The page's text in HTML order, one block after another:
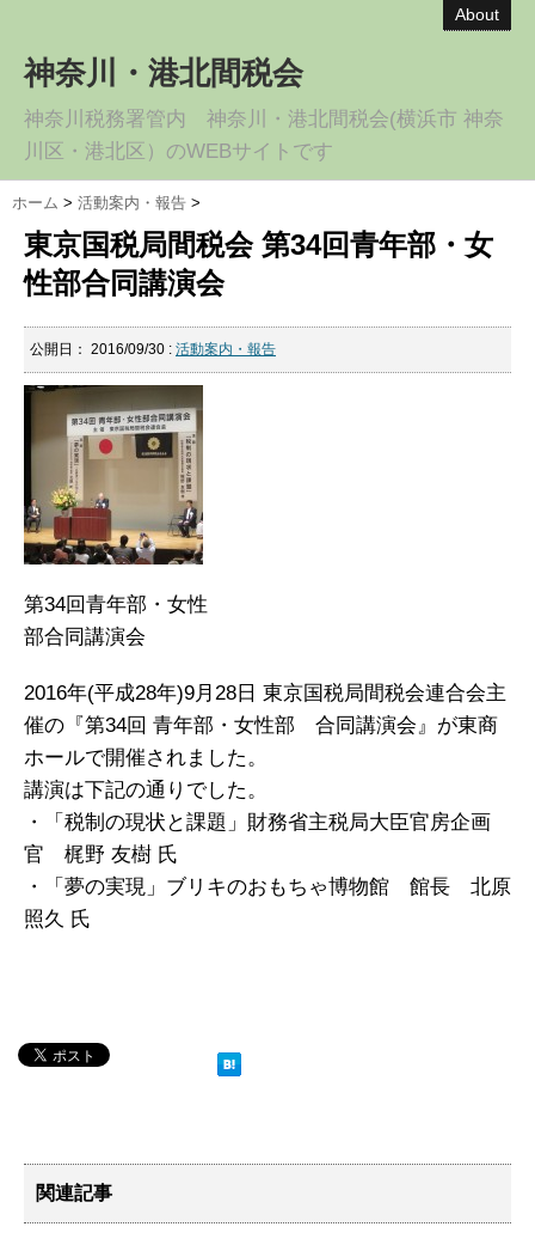
About
神奈川・港北間税会
神奈川税務署管内 神奈川・港北間税会(横浜市 神奈
川区・港北区）のWEBサイトです
ホーム > 活動案内・報告 >
東京国税局間税会 第34回青年部・女
性部合同講演会
公開日： 2016/09/30 : 活動案内・報告
第34回青年部・女性
部合同講演会
2016年(平成28年)9月28日 東京国税局間税会連合会主
催の『第34回 青年部・女性部 合同講演会』が東商
ホールで開催されました。
講演は下記の通りでした。
・「税制の現状と課題」財務省主税局大臣官房企画
官 梶野 友樹 氏
・「夢の実現」ブリキのおもちゃ博物館 館長 北原
照久 氏
関連記事